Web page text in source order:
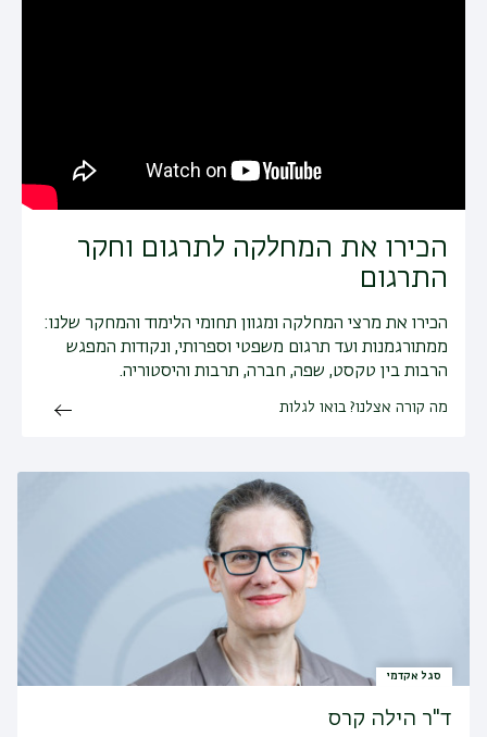
הכירו את המחלקה לתרגום וחקר
התרגום
הכירו את מרצי המחלקה ומגוון תחומי הלימוד והמחקר שלנו:
ממתורגמנות ועד תרגום משפטי וספרותי, ונקודות המפגש
הרבות בין טקסט, שפה, חברה, תרבות והיסטוריה.
מה קורה אצלנו? בואו לגלות
סגל אקדמי
ד"ר הילה קרס